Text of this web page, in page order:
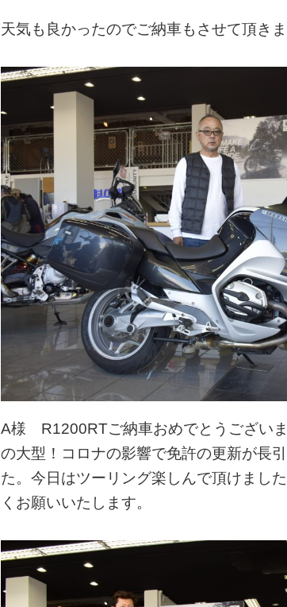
天気も良かったのでご納車もさせて頂きま
A様 R1200RTご納車おめでとうござい
の大型！コロナの影響で免許の更新が長
た。今日はツーリング楽しんで頂けまし
くお願いいたします。